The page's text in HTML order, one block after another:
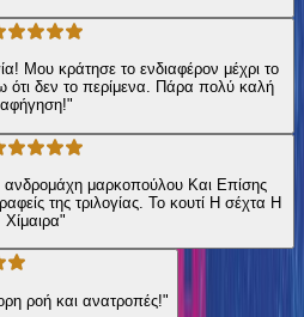
Μου κράτησε το ενδιαφέρον μέχρι το
δεν το περίμενα. Πάρα πολύ καλή
αφήγηση!"
μαρκοπούλου Και Επίσης
Το κουτί Η σέχτα Η
Χίμαιρα"
ροή και ανατροπές!"